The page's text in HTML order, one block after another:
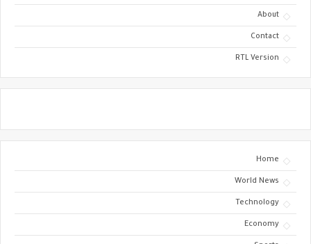
About
Contact
RTL Version
Home
World News
Technology
Economy